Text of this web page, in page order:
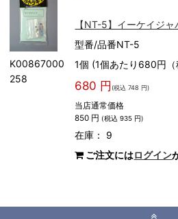
K00867000
258
【NT-5】イーケイジ
型番/品番NT-5
1個 (1個あたり680円
680 円 (税込 748 円)
当店通常価格
850 円 (税込 935 円)
在庫： 9
ご注文にはログイン